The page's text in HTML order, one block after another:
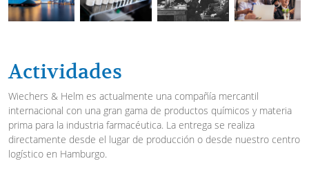
Actividades
Wiechers & Helm es actualmente una compañía mercantil
internacional con una gran gama de productos químicos y materia
prima para la industria farmacéutica. La entrega se realiza
directamente desde el lugar de producción o desde nuestro centro
logístico en Hamburgo.